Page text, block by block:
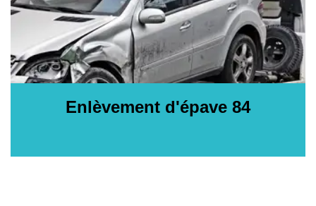
Enlèvement d'épave 84